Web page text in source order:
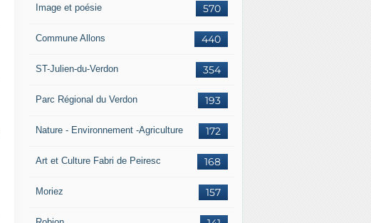
570
Image et poésie
440
Commune Allons
354
ST-Julien-du-Verdon
193
Parc Régional du Verdon
172
Nature - Environnement -Agriculture
168
Art et Culture Fabri de Peiresc
157
Moriez